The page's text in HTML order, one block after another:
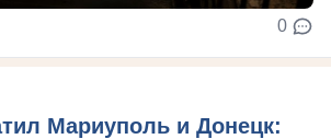
0
Мариуполь и Донецк: